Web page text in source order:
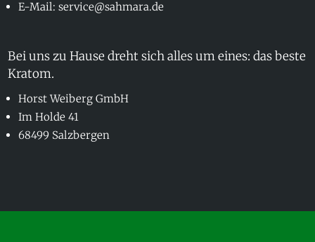
E-Mail: service@sahmara.de
Bei uns zu Hause dreht sich alles um eines: das beste
Kratom.
Horst Weiberg GmbH
Im Holde 41
68499 Salzbergen